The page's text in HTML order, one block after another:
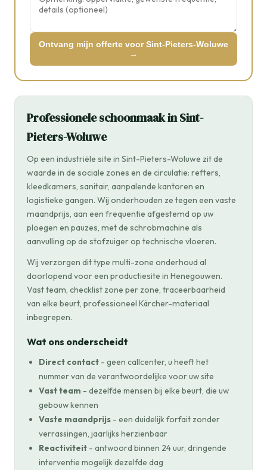
Ontvang mijn offerte voor Sint-Pieters-Woluwe
→
Professionele schoonmaak in Sint-
Pieters-Woluwe
Op een industriële site in Sint-Pieters-Woluwe zit de
waarde in de sociale zones en de circulatie: refters,
kleedkamers, sanitair, aanpalende kantoren en
logistieke gangen. Wij onderhouden ze tegen een vaste
maandprijs, aan een frequentie afgestemd op uw
ploegen en pauzes, met de schrobmachine als
aanvulling op de stofzuiger op technische vloeren.
Wij verzorgen dit type multi-zone onderhoud al
doorlopend voor een productiesite in Henegouwen.
Vast team, checklist zone per zone, traceerbaarheid
van elke beurt, professioneel Kärcher-materiaal
inbegrepen.
Wat ons onderscheidt
Direct contact - geen callcenter, u heeft het
nummer van de verantwoordelijke voor uw site
Vast team - dezelfde mensen bij elke beurt, die uw
gebouw kennen
Vaste maandprijs - een duidelijk forfait zonder
verrassingen, jaarlijks herzienbaar
Reactiviteit - antwoord binnen 24 uur, dringende
interventie mogelijk dezelfde dag